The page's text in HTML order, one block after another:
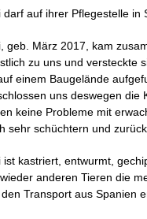
darf auf ihrer Pflegestelle in
geb. März 2017, kam
zu uns und versteckte
einem Baugelände
uns deswegen die
keine Probleme mit
sehr schüchtern und
ist kastriert, entwurmt,
anderen Tieren die
Transport aus Spanien